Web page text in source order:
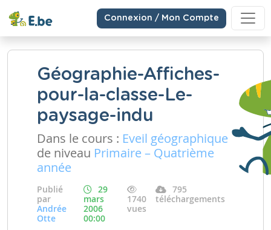
Connexion / Mon Compte
Géographie-Affiches-
pour-la-classe-Le-
paysage-indu
Dans le cours : Eveil géographique
de niveau Primaire – Quatrième
année
Publié
par
Andrée
Otte
29
mars
2006
00:00
1740
vues
795
téléchargements